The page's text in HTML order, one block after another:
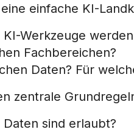
einfache KI-
KI-Werkzeuge
Fachbereichen?
Daten? Für
zentrale
Daten sind erlaubt?